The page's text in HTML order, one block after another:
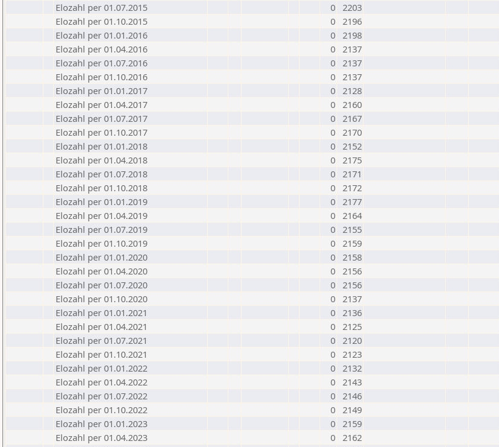
Elozahl per 01.07.2015
0 2203
Elozahl per 01.10.2015
0 2196
Elozahl per 01.01.2016
0 2198
Elozahl per 01.04.2016
0 2137
Elozahl per 01.07.2016
0 2137
Elozahl per 01.10.2016
0 2137
Elozahl per 01.01.2017
0 2128
Elozahl per 01.04.2017
0 2160
Elozahl per 01.07.2017
0 2167
Elozahl per 01.10.2017
0 2170
Elozahl per 01.01.2018
0 2152
Elozahl per 01.04.2018
0 2175
Elozahl per 01.07.2018
0 2171
Elozahl per 01.10.2018
0 2172
Elozahl per 01.01.2019
0 2177
Elozahl per 01.04.2019
0 2164
Elozahl per 01.07.2019
0 2155
Elozahl per 01.10.2019
0 2159
Elozahl per 01.01.2020
0 2158
Elozahl per 01.04.2020
0 2156
Elozahl per 01.07.2020
0 2156
Elozahl per 01.10.2020
0 2137
Elozahl per 01.01.2021
0 2136
Elozahl per 01.04.2021
0 2125
Elozahl per 01.07.2021
0 2120
Elozahl per 01.10.2021
0 2123
Elozahl per 01.01.2022
0 2132
Elozahl per 01.04.2022
0 2143
Elozahl per 01.07.2022
0 2146
Elozahl per 01.10.2022
0 2149
Elozahl per 01.01.2023
0 2159
Elozahl per 01.04.2023
0 2162